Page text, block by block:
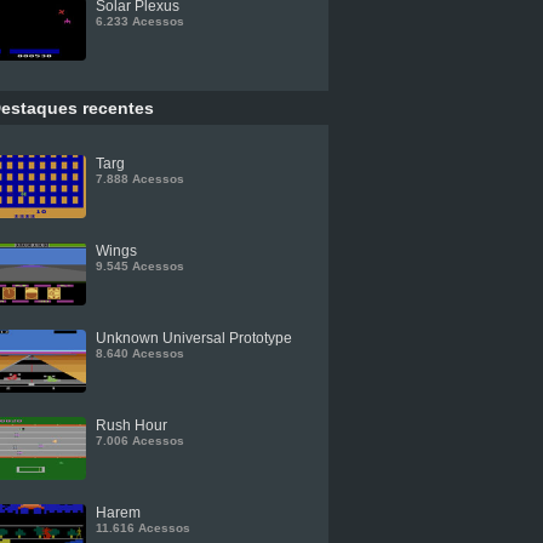
Solar Plexus
6.233 Acessos
recentes
Targ
7.888 Acessos
Wings
9.545 Acessos
Unknown Universal Prototype
8.640 Acessos
Rush Hour
7.006 Acessos
Harem
11.616 Acessos